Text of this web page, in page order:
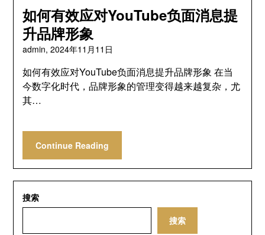
如何有效应对YouTube负面消息提
升品牌形象
admin,2024年11月11日
如何有效应对YouTube负面消息提升品牌形象 在当
今数字化时代，品牌形象的管理变得越来越复杂，尤
其…
Continue Reading
搜索
搜索